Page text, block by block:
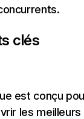
clés
est conçu
les